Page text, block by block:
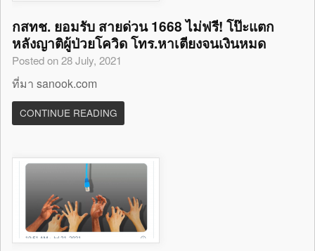
กสทช. ยอมรับ สายด่วน 1668 ไม่ฟรี! โป๊ะแตก
หลังญาติผู้ป่วยโควิด โทร.หาเตียงจนเงินหมด
Posted on 28 July, 2021
ที่มา sanook.com
CONTINUE READING